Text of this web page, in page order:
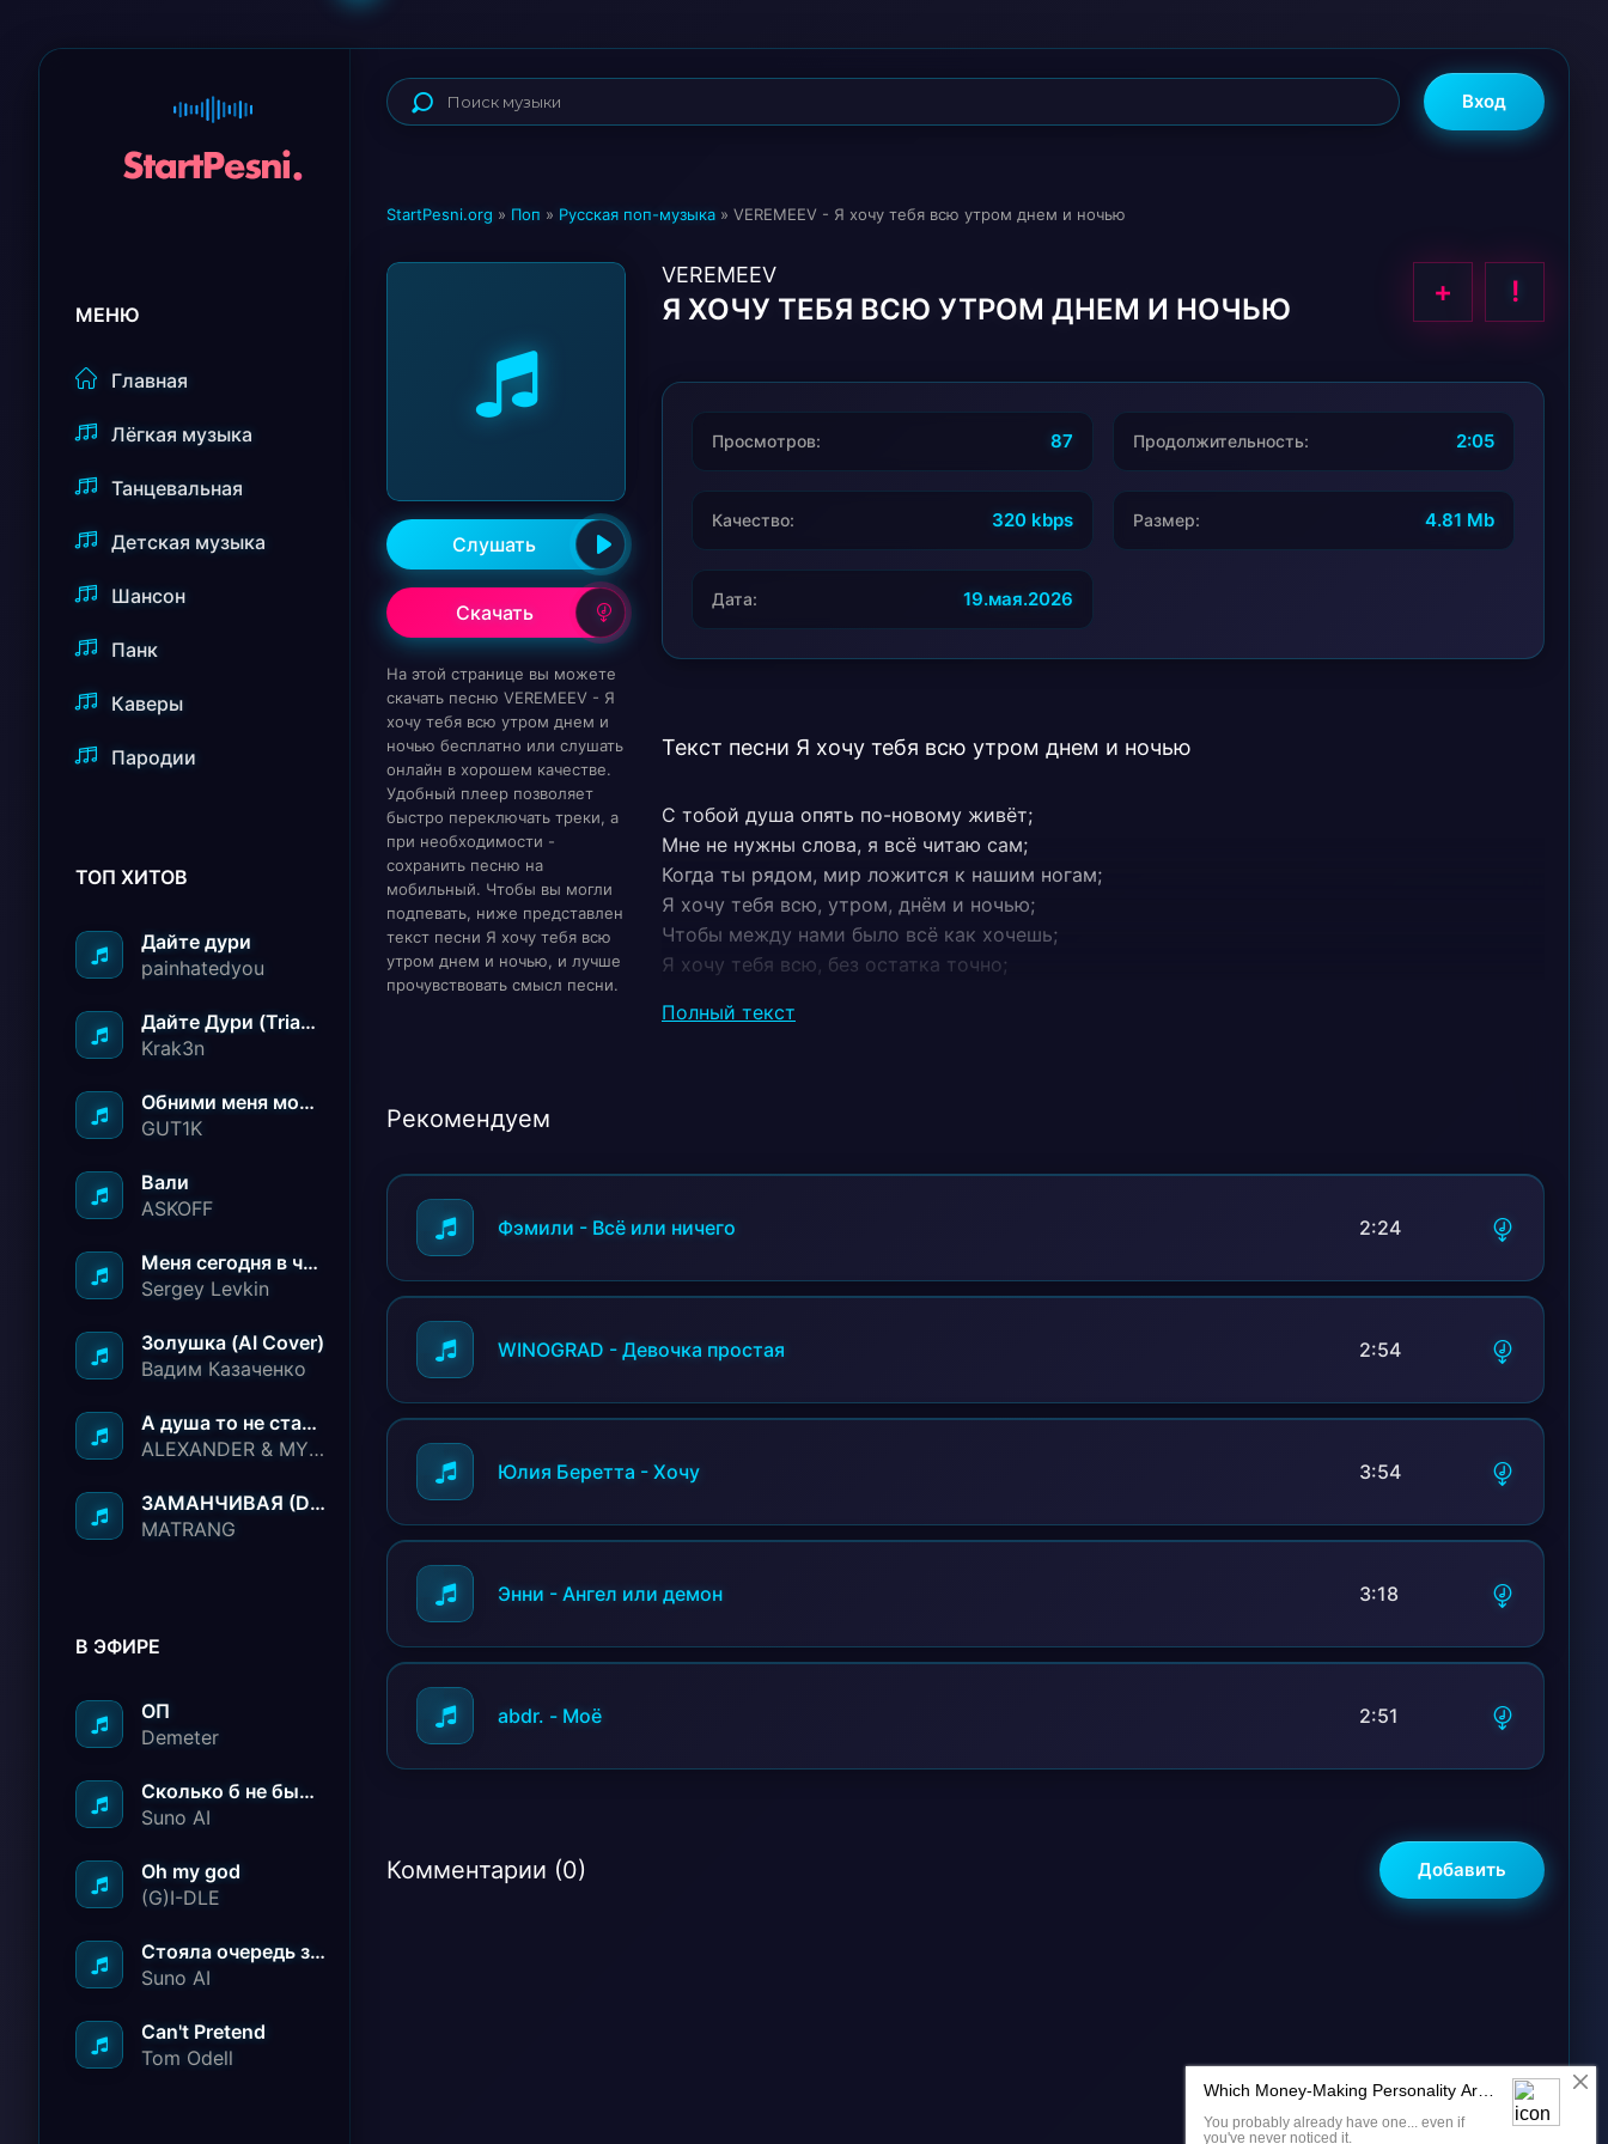
МЕНЮ
Главная
Лёгкая музыка
Танцевальная
Детская музыка
Шансон
Панк
Каверы
Пародии
ТОП ХИТОВ
Дайте дури
painhatedyou
Дайте Дури (Triad Remix)
Krak3n
Обними меня молча ничего не говори
GUT1K
Вали
ASKOFF
Меня сегодня в чёрный список занесли
Sergey Levkin
Золушка (AI Cover)
Вадим Казаченко
А душа то не стареет
ALEXANDER & MY FAMILY
ЗАМАНЧИВАЯ (Deep House Remix)
MATRANG
В ЭФИРЕ
ОП
Demeter
Сколько б не было вам лет не грустите
Suno AI
Oh my god
(G)I-DLE
Стояла очередь за радостью
Suno AI
Can't Pretend
Tom Odell
Вход
StartPesni.org » Поп » Русская поп-музыка » VEREMEEV - Я хочу тебя всю утром днем и ночью
Слушать
Скачать
На этой странице вы можете
скачать песню VEREMEEV - Я
хочу тебя всю утром днем и
ночью бесплатно или слушать
онлайн в хорошем качестве.
Удобный плеер позволяет
быстро переключать треки, а
при необходимости -
сохранить песню на
мобильный. Чтобы вы могли
подпевать, ниже представлен
текст песни Я хочу тебя всю
утром днем и ночью, и лучше
прочувствовать смысл песни.
VEREMEEV
Я ХОЧУ ТЕБЯ ВСЮ УТРОМ ДНЕМ И НОЧЬЮ
+ !
Просмотров: 87 Продолжительность: 2:05
Качество: 320 kbps Размер: 4.81 Mb
Дата: 19.мая.2026
Текст песни Я хочу тебя всю утром днем и ночью
С тобой душа опять по-новому живёт;
Мне не нужны слова, я всё читаю сам;
Когда ты рядом, мир ложится к нашим ногам;
Я хочу тебя всю, утром, днём и ночью;
Чтобы между нами было всё как хочешь;
Я хочу тебя всю, без остатка точно;
Я хочу тебя всю, до последней строчки;
Полный текст
Рекомендуем
Фэмили - Всё или ничего 2:24
WINOGRAD - Девочка простая 2:54
Юлия Беретта - Хочу 3:54
Энни - Ангел или демон 3:18
abdr. - Моё 2:51
Комментарии (0) Добавить